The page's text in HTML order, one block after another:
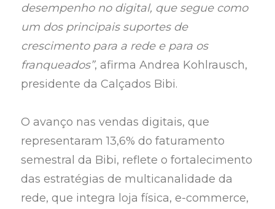
desempenho no digital, que segue como
um dos principais suportes de
crescimento para a rede e para os
franqueados”, afirma Andrea Kohlrausch,
presidente da Calçados Bibi.
O avanço nas vendas digitais, que
representaram 13,6% do faturamento
semestral da Bibi, reflete o fortalecimento
das estratégias de multicanalidade da
rede, que integra loja física, e-commerce,